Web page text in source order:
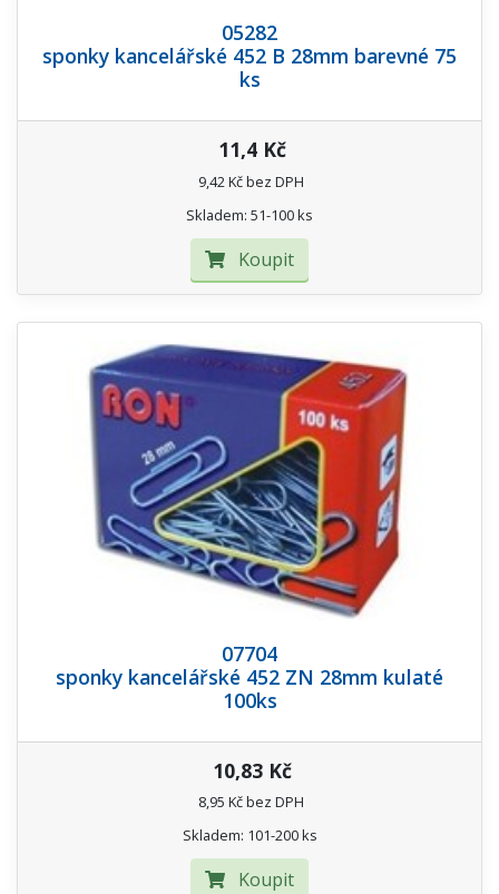
05282
sponky kancelářské 452 B 28mm barevné 75
ks
11,4 Kč
9,42 Kč bez DPH
Skladem: 51-100 ks
Koupit
07704
sponky kancelářské 452 ZN 28mm kulaté
100ks
10,83 Kč
8,95 Kč bez DPH
Skladem: 101-200 ks
Koupit